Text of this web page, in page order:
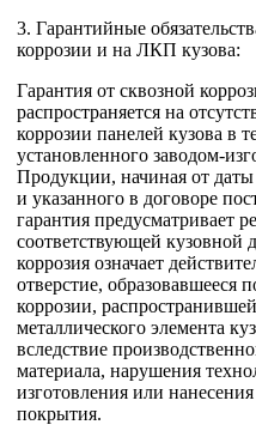
3. Гарантийные
коррозии и на ЛКП кузова:
Гарантия от сквозной
распространяется на
коррозии панелей кузова в
установленного заводом-
Продукции, начиная от даты
и указанного в договоре
гарантия предусматривает
соответствующей кузовной
коррозия означает
отверстие, образовавшееся
коррозии,
металлического элемента
вследствие
материала, нарушения
изготовления или
покрытия.